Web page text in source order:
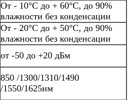
От - 10°C до + 60°C, до 90%
влажности без конденсации
От - 20°C до + 50°C, до 90%
влажности без конденсации
от -50 до +20 дБм
850 /1300/1310/1490
/1550/1625нм